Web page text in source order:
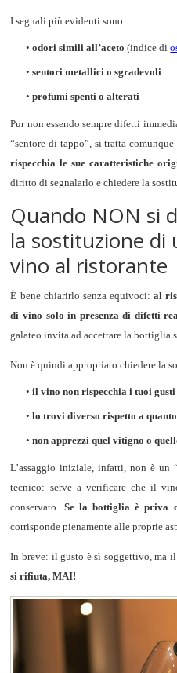
I segnali più evidenti sono:
•odori simili all’aceto (indice di
•sentori metallici o sgradevoli
•profumi spenti o alterati
Pur non essendo sempre difetti
“sentore di tappo”, si tratta
rispecchia le sue caratteristiche
diritto di segnalarlo e chiedere la
Quando NON si
la sostituzione di
vino al ristorante
È bene chiarirlo senza equivoci: al
di vino solo in presenza di difetti
galateo invita ad accettare la bottiglia
Non è quindi appropriato chiedere la
•il vino non rispecchia i tuoi
•lo trovi diverso rispetto a
•non apprezzi quel vitigno o
L’assaggio iniziale, infatti, non è un
tecnico: serve a verificare che il
conservato. Se la bottiglia è priva
corrisponde pienamente alle proprie
In breve: il gusto è sì soggettivo, ma
si rifiuta, MAI!